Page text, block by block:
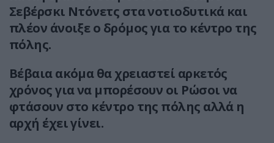
Σεβέρσκι Ντόνετς στα νοτιοδυτικά και
πλέον άνοιξε ο δρόμος για το κέντρο της
πόλης.
Βέβαια ακόμα θα χρειαστεί αρκετός
χρόνος για να μπορέσουν οι Ρώσοι να
φτάσουν στο κέντρο της πόλης αλλά η
αρχή έχει γίνει.